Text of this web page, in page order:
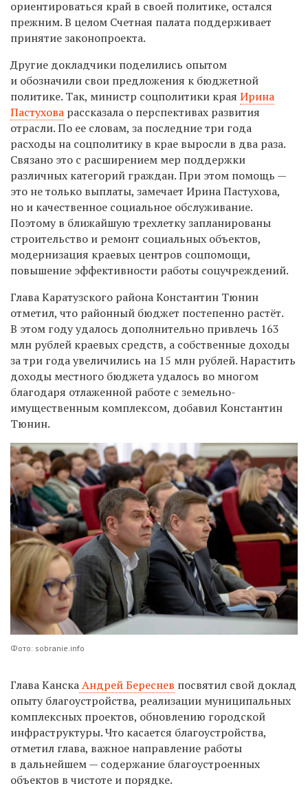
ориентироваться край в своей политике, остался
прежним. В целом Счетная палата поддерживает
принятие законопроекта.
Другие докладчики поделились опытом
и обозначили свои предложения к бюджетной
политике. Так, министр соцполитики края Ирина
Пастухова рассказала о перспективах развития
отрасли. По ее словам, за последние три года
расходы на соцполитику в крае выросли в два раза.
Связано это с расширением мер поддержки
различных категорий граждан. При этом помощь —
это не только выплаты, замечает Ирина Пастухова,
но и качественное социальное обслуживание.
Поэтому в ближайшую трехлетку запланированы
строительство и ремонт социальных объектов,
модернизация краевых центров соцпомощи,
повышение эффективности работы соцучреждений.
Глава Каратузского района Константин Тюнин
отметил, что районный бюджет постепенно растёт.
В этом году удалось дополнительно привлечь 163
млн рублей краевых средств, а собственные доходы
за три года увеличились на 15 млн рублей. Нарастить
доходы местного бюджета удалось во многом
благодаря отлаженной работе с земельно-
имущественным комплексом, добавил Константин
Тюнин.
Фото: sobranie.info
Глава КанскаАндрей Береснев посвятил свой доклад
опыту благоустройства, реализации муниципальных
комплексных проектов, обновлению городской
инфраструктуры. Что касается благоустройства,
отметил глава, важное направление работы
в дальнейшем — содержание благоустроенных
объектов в чистоте и порядке.